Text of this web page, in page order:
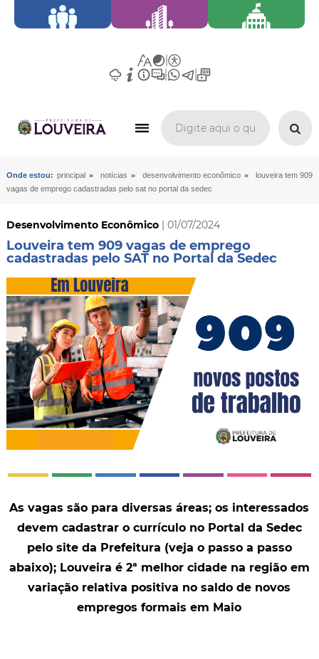
Onde estou: principal » notícias » desenvolvimento econômico »
louveira tem 909
vagas de emprego cadastradas pelo sat no portal da sedec
Desenvolvimento Econômico| 01/07/2024
Louveira tem 909 vagas de emprego
cadastradas pelo SAT no Portal da Sedec
As vagas são para diversas áreas; os interessados
devem cadastrar o currículo no Portal da Sedec
pelo site da Prefeitura (veja o passo a passo
abaixo); Louveira é 2ª melhor cidade na região em
variação relativa positiva no saldo de novos
empregos formais em Maio